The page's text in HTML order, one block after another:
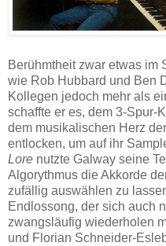
Berühmtheit zwar etwas im
wie Rob Hubbard und Ben
Kollegen jedoch mehr als
schaffte er es, dem 3-Spur-
dem musikalischen Herz
entlocken, um auf ihr
Lore nutzte Galway seine
Algorythmus die Akkorde
zufällig auswählen zu
Endlossong, der sich auch
zwangsläufig wiederholen
und Florian Schneider-